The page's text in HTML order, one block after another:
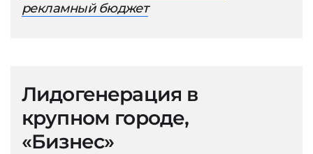
рекламный бюджет
Лидогенерация в
крупном городе,
«Бизнес»